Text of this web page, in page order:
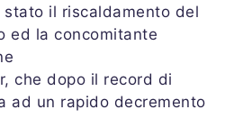
il riscaldamento del
ed la concomitante
che dopo il record di
ad un rapido decremento